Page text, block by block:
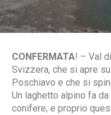
CONFERMATA! – Val
Svizzera, che si apre
Poschiavo e che si
Un laghetto alpino fa
conifere; e proprio